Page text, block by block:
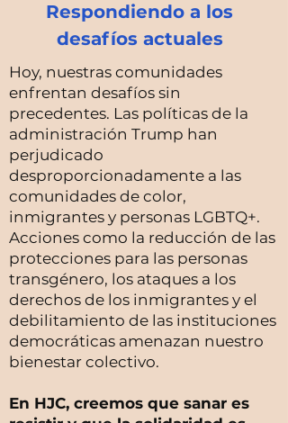
Respondiendo a los
desafíos actuales
Hoy, nuestras comunidades
enfrentan desafíos sin
precedentes. Las políticas de la
administración Trump han
perjudicado
desproporcionadamente a las
comunidades de color,
inmigrantes y personas LGBTQ+.
Acciones como la reducción de las
protecciones para las personas
transgénero, los ataques a los
derechos de los inmigrantes y el
debilitamiento de las instituciones
democráticas amenazan nuestro
bienestar colectivo.
En HJC, creemos que sanar es